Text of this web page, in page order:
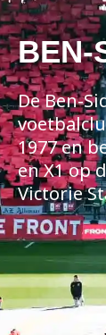
BEN-
De Ben-
1977 en
en X1 op
Victorie